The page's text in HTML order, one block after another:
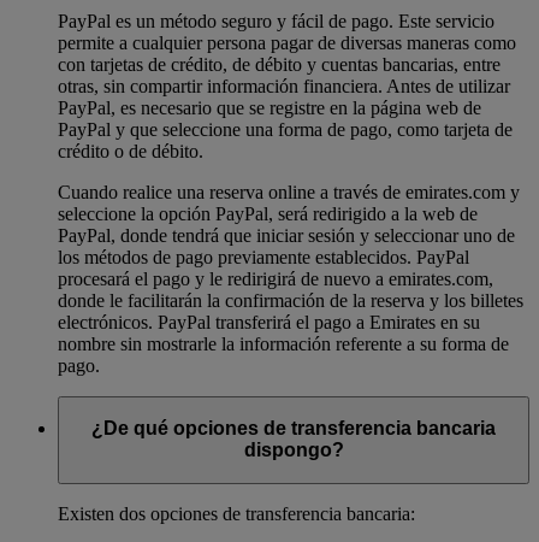
PayPal es un método seguro y fácil de pago. Este servicio
permite a cualquier persona pagar de diversas maneras como
con tarjetas de crédito, de débito y cuentas bancarias, entre
otras, sin compartir información financiera. Antes de utilizar
PayPal, es necesario que se registre en la página web de
PayPal y que seleccione una forma de pago, como tarjeta de
crédito o de débito.
Cuando realice una reserva online a través de emirates.com y
seleccione la opción PayPal, será redirigido a la web de
PayPal, donde tendrá que iniciar sesión y seleccionar uno de
los métodos de pago previamente establecidos. PayPal
procesará el pago y le redirigirá de nuevo a emirates.com,
donde le facilitarán la confirmación de la reserva y los billetes
electrónicos. PayPal transferirá el pago a Emirates en su
nombre sin mostrarle la información referente a su forma de
pago.
¿De qué opciones de transferencia bancaria
dispongo?
Existen dos opciones de transferencia bancaria: